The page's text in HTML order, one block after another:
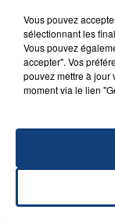
excuses.
TITRES
18h31
18h31
Vous pouvez
sélectionnant les
Vous pouvez
accepter". Vos
pouvez mettre à jour
moment via le lien